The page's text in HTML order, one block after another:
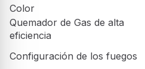
Seguridad
Dispositivo de seguridad de gas
Características principales
Potencia eléctrica total